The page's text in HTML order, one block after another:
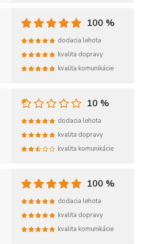
100 %
dodacia lehota
kvalita dopravy
kvalita komunikácie
10 %
dodacia lehota
kvalita dopravy
kvalita komunikácie
100 %
dodacia lehota
kvalita dopravy
kvalita komunikácie